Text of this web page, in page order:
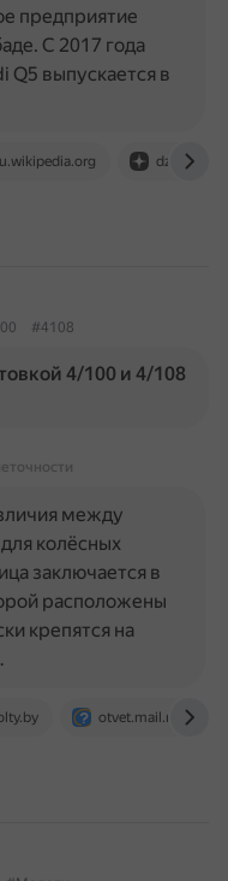
dzen.ru
предприятие
С 2017 года
Q5 выпускается в
#4108
4/100 и 4/108
otvet.mail.ru
между
колёсных
заключается в
расположены
крепятся на